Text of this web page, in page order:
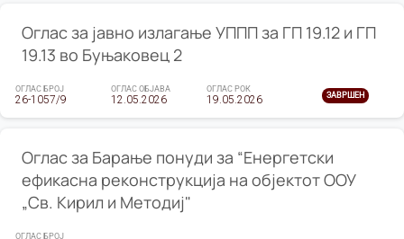
Оглас за јавно излагање УППП за ГП 19.12 и ГП
19.13 во Буњаковец 2
ОГЛАС БРОЈ
26-1057/9
ОГЛАС ОБЈАВА
12.05.2026
ОГЛАС РОК
19.05.2026 ЗАВРШЕН
Оглас за Барање понуди за “Енергетски
ефикасна реконструкција на објектот ООУ
„Св. Кирил и Методиј"
ОГЛАС БРОЈ